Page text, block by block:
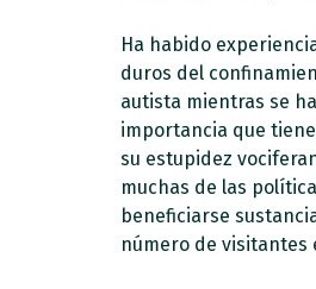
Ha habido
duros del
autista mientras se
importancia que
su estupidez
muchas de las
beneficiarse
número de